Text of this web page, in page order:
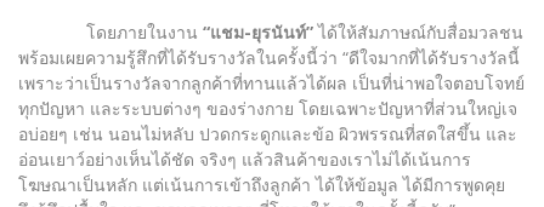
โดยภายในงาน “แชม-ยุรนันท์”ได้ให้สัมภาษณ์กับสื่อมวลชน
พร้อมเผยความรู้สึกที่ได้รับรางวัลในครั้งนี้ว่า “ดีใจมากที่ได้รับรางวัลนี้
เพราะว่าเป็นรางวัลจากลูกค้าที่ทานแล้วได้ผล เป็นที่น่าพอใจตอบโจทย์
ทุกปัญหา และระบบต่างๆ ของร่างกาย โดยเฉพาะปัญหาที่ส่วนใหญ่เจ
อบ่อยๆ เช่น นอนไม่หลับ ปวดกระดูกและข้อ ผิวพรรณที่สดใสขึ้น และ
อ่อนเยาว์อย่างเห็นได้ชัด จริงๆ แล้วสินค้าของเราไม่ได้เน้นการ
โฆษณาเป็นหลัก แต่เน้นการเข้าถึงลูกค้า ได้ให้ข้อมูล ได้มีการพูดคุย